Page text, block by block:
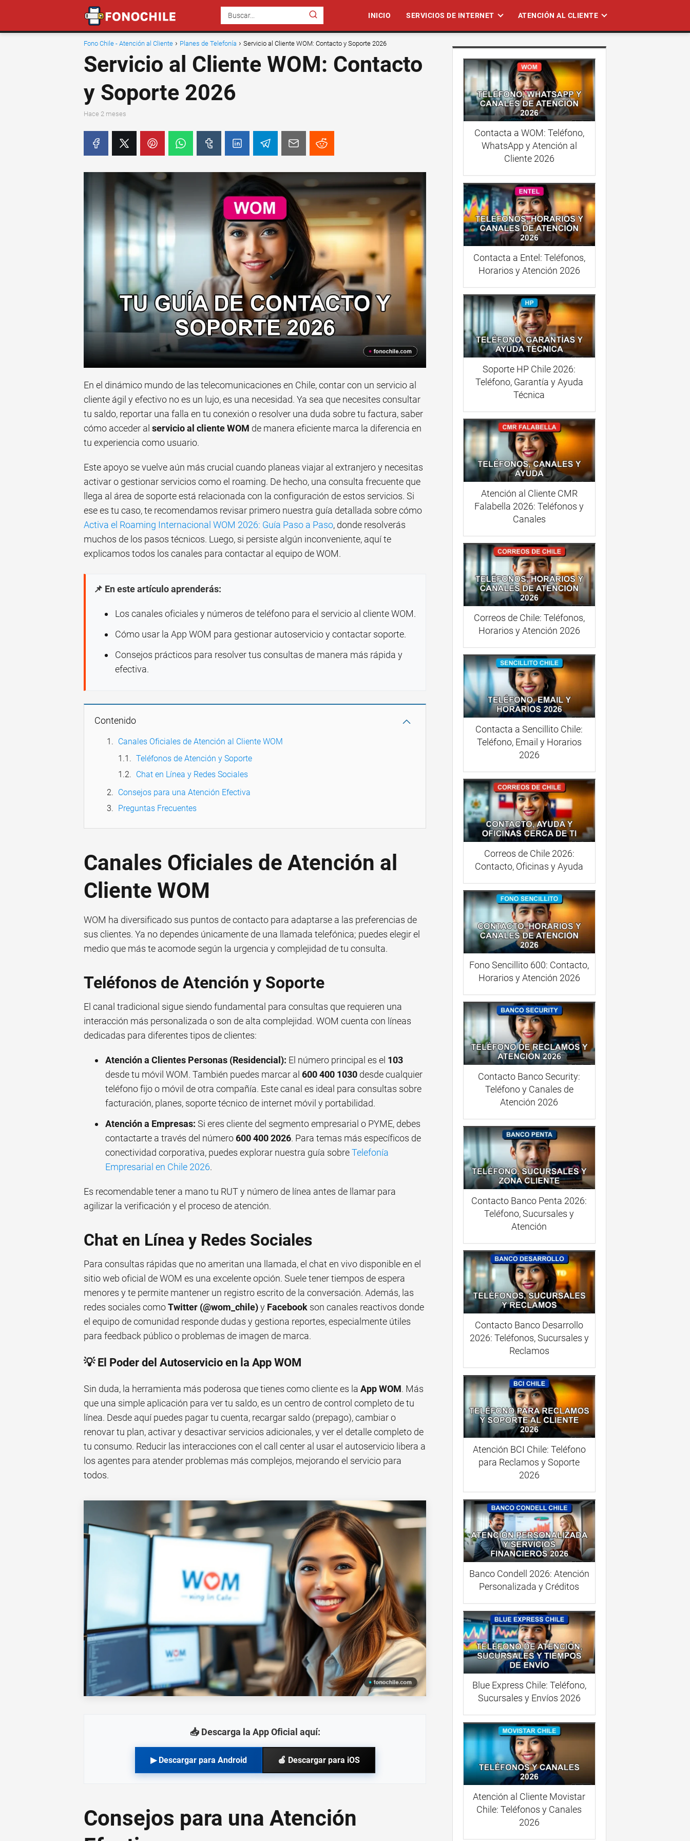
INICIO SERVICIOS DE INTERNET ATENCIÓN AL CLIENTE
Fono Chile - Atención al Cliente Planes de Telefonía Servicio al Cliente WOM: Contacto y Soporte 2026
Servicio al Cliente WOM: Contacto
y Soporte 2026
hace 2 meses
En el dinámico mundo de las telecomunicaciones en Chile, contar con un servicio al
cliente ágil y efectivo no es un lujo, es una necesidad. Ya sea que necesites consultar
tu saldo, reportar una falla en tu conexión o resolver una duda sobre tu factura, saber
cómo acceder al servicio al cliente WOM de manera eficiente marca la diferencia en
tu experiencia como usuario.
Este apoyo se vuelve aún más crucial cuando planeas viajar al extranjero y necesitas
activar o gestionar servicios como el roaming. De hecho, una consulta frecuente que
llega al área de soporte está relacionada con la configuración de estos servicios. Si
ese es tu caso, te recomendamos revisar primero nuestra guía detallada sobre cómo
Activa el Roaming Internacional WOM 2026: Guía Paso a Paso, donde resolverás
muchos de los pasos técnicos. Luego, si persiste algún inconveniente, aquí te
explicamos todos los canales para contactar al equipo de WOM.
📌 En este artículo aprenderás:
Los canales oficiales y números de teléfono para el servicio al cliente WOM.
Cómo usar la App WOM para gestionar autoservicio y contactar soporte.
Consejos prácticos para resolver tus consultas de manera más rápida y
efectiva.
Contenido
Canales Oficiales de Atención al Cliente WOM
Teléfonos de Atención y Soporte
Chat en Línea y Redes Sociales
Consejos para una Atención Efectiva
Preguntas Frecuentes
Canales Oficiales de Atención al
Cliente WOM
WOM ha diversificado sus puntos de contacto para adaptarse a las preferencias de
sus clientes. Ya no dependes únicamente de una llamada telefónica; puedes elegir el
medio que más te acomode según la urgencia y complejidad de tu consulta.
Teléfonos de Atención y Soporte
El canal tradicional sigue siendo fundamental para consultas que requieren una
interacción más personalizada o son de alta complejidad. WOM cuenta con líneas
dedicadas para diferentes tipos de clientes:
Atención a Clientes Personas (Residencial): El número principal es el 103
desde tu móvil WOM. También puedes marcar al 600 400 1030 desde cualquier
teléfono fijo o móvil de otra compañía. Este canal es ideal para consultas sobre
facturación, planes, soporte técnico de internet móvil y portabilidad.
Atención a Empresas: Si eres cliente del segmento empresarial o PYME, debes
contactarte a través del número600 400 2026. Para temas más específicos de
conectividad corporativa, puedes explorar nuestra guía sobreTelefonía
Empresarial en Chile 2026.
Es recomendable tener a mano tu RUT y número de línea antes de llamar para
agilizar la verificación y el proceso de atención.
Chat en Línea y Redes Sociales
Para consultas rápidas que no ameritan una llamada, el chat en vivo disponible en el
sitio web oficial de WOM es una excelente opción. Suele tener tiempos de espera
menores y te permite mantener un registro escrito de la conversación. Además, las
redes sociales comoTwitter (@wom_chile)y Facebook son canales reactivos donde
el equipo de comunidad responde dudas y gestiona reportes, especialmente útiles
para feedback público o problemas de imagen de marca.
💡 El Poder del Autoservicio en la App WOM
Sin duda, la herramienta más poderosa que tienes como cliente es la App WOM. Más
que una simple aplicación para ver tu saldo, es un centro de control completo de tu
línea. Desde aquí puedes pagar tu cuenta, recargar saldo (prepago), cambiar o
renovar tu plan, activar y desactivar servicios adicionales, y ver el detalle completo de
tu consumo. Reducir las interacciones con el call center al usar el autoservicio libera a
los agentes para atender problemas más complejos, mejorando el servicio para
todos.
📥 Descarga la App Oficial aquí:
▶ Descargar para Android 🍎 Descargar para iOS
Consejos para una Atención
Contacta a WOM: Teléfono,
WhatsApp y Atención al
Cliente 2026
Contacta a Entel: Teléfonos,
Horarios y Atención 2026
Soporte HP Chile 2026:
Teléfono, Garantía y Ayuda
Técnica
Atención al Cliente CMR
Falabella 2026: Teléfonos y
Canales
Correos de Chile: Teléfonos,
Horarios y Atención 2026
Contacta a Sencillito Chile:
Teléfono, Email y Horarios
2026
Correos de Chile 2026:
Contacto, Oficinas y Ayuda
Fono Sencillito 600: Contacto,
Horarios y Atención 2026
Contacto Banco Security:
Teléfono y Canales de
Atención 2026
Contacto Banco Penta 2026:
Teléfono, Sucursales y
Atención
Contacto Banco Desarrollo
2026: Teléfonos, Sucursales y
Reclamos
Atención BCI Chile: Teléfono
para Reclamos y Soporte
2026
Banco Condell 2026: Atención
Personalizada y Créditos
Blue Express Chile: Teléfono,
Sucursales y Envíos 2026
Atención al Cliente Movistar
Chile: Teléfonos y Canales
2026